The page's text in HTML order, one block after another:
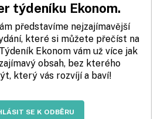
týdeníku Ekonom.
představíme nejzajímavější
které si můžete přečíst na
Ekonom vám už více jak
obsah, bez kterého
který vás rozvíjí a baví!
SE K ODBĚRU